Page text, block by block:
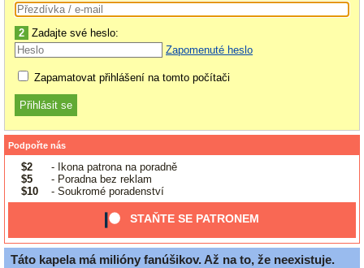
2 Zadajte své heslo:
Zapomenuté heslo
Zapamatovat přihlášení na tomto počítači
Podpořte nás
$2
- Ikona patrona na poradně
$5
- Poradna bez reklam
$10
- Soukromé poradenství
STAŇTE SE PATRONEM
Táto kapela má milióny fanúšikov. Až na to, že neexistuje.